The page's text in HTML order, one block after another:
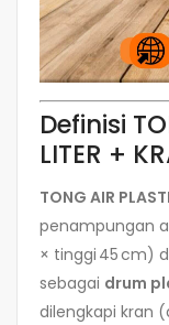
Definisi
LITER +
TONG AIR
penampungan
× tinggi 45 cm)
sebagai drum
dilengkapi kran